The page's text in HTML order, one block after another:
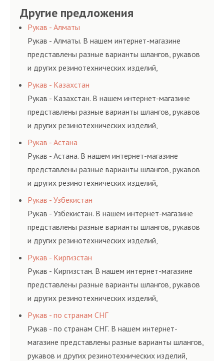
Другие предложения
Рукав - Алматы
Рукав - Алматы. В нашем интернет-магазине
представлены разные варианты шлангов, рукавов
и других резинотехнических изделий,
соответствующих ГОСТам, техническим условиям
и нормативам.
Рукав - Казахстан
Рукав - Казахстан. В нашем интернет-магазине
представлены разные варианты шлангов, рукавов
и других резинотехнических изделий,
соответствующих ГОСТам, техническим условиям
и нормативам.
Рукав - Астана
Рукав - Астана. В нашем интернет-магазине
представлены разные варианты шлангов, рукавов
и других резинотехнических изделий,
соответствующих ГОСТам, техническим условиям
и нормативам.
Рукав - Узбекистан
Рукав - Узбекистан. В нашем интернет-магазине
представлены разные варианты шлангов, рукавов
и других резинотехнических изделий,
соответствующих ГОСТам, техническим условиям
и нормативам.
Рукав - Киргизстан
Рукав - Киргизстан. В нашем интернет-магазине
представлены разные варианты шлангов, рукавов
и других резинотехнических изделий,
соответствующих ГОСТам, техническим условиям
и нормативам.
Рукав - по странам СНГ
Рукав - по странам СНГ. В нашем интернет-
магазине представлены разные варианты шлангов,
рукавов и других резинотехнических изделий,